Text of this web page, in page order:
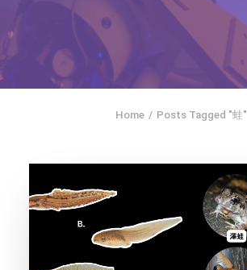
比賽/專題計劃
聯絡我們
SEARCH
社交平台
字型大小
Home Posts Tagged "蛙"